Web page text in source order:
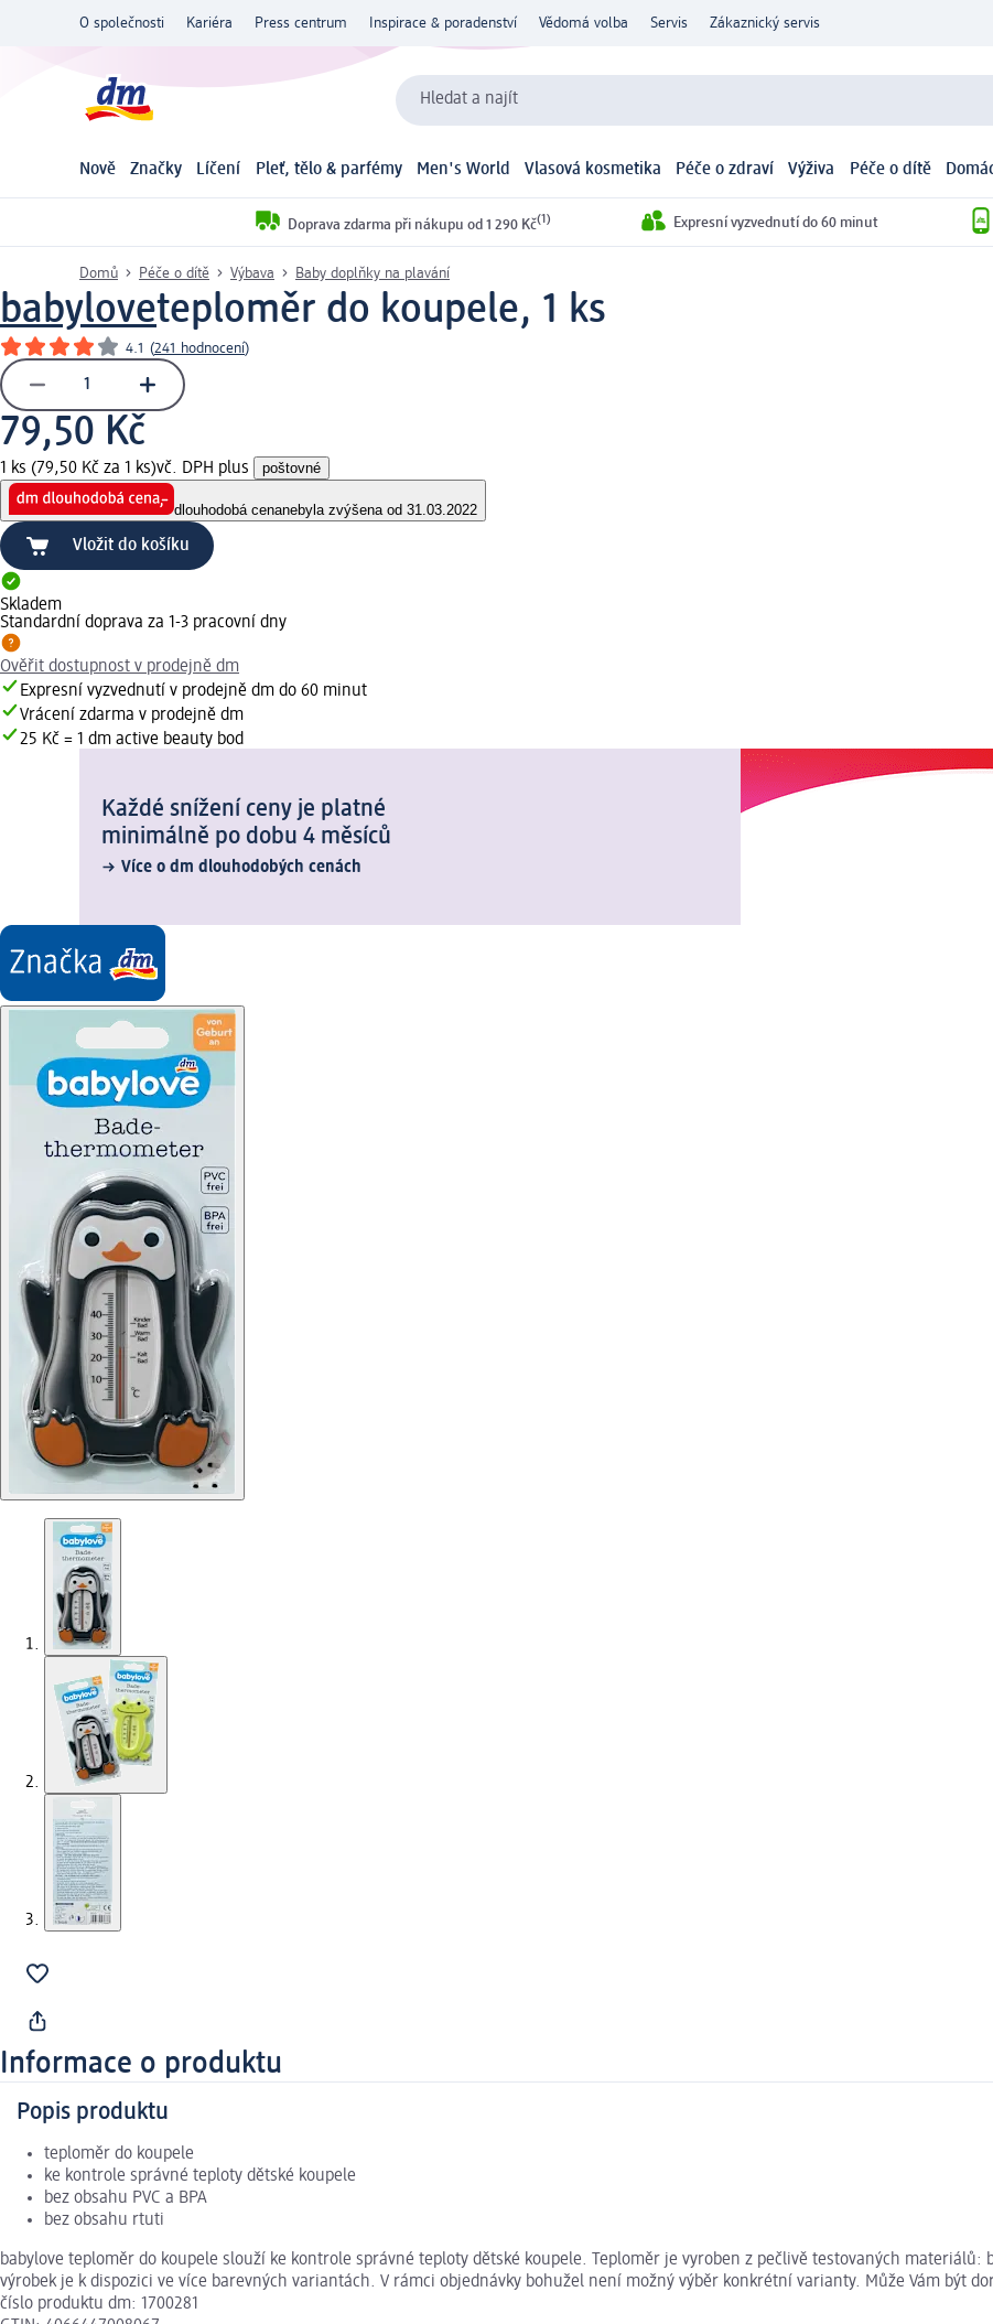
O společnosti Kariéra Press centrum Inspirace & poradenství Vědomá volba Servis Zákaznický servis
Hledat a najít
Nově Značky Líčení Pleť, tělo & parfémy Men's World Vlasová kosmetika Péče o zdraví Výživa Péče o dítě
Doprava zdarma při nákupu od 1 290 Kč(1) Expresní vyzvednutí do 60 minut
Domů Péče o dítě Výbava Baby doplňky na plavání
babyloveteploměr do koupele, 1 ks
4.1 (241 hodnocení)
79,50 Kč
1 ks (79,50 Kč za 1 ks)vč. DPH plus poštovné
dlouhodobá cenanebyla zvýšena od 31.03.2022
Vložit do košíku
Skladem
Standardní doprava za 1-3 pracovní dny
Ověřit dostupnost v prodejně dm
Expresní vyzvednutí v prodejně dm do 60 minut
Vrácení zdarma v prodejně dm
25 Kč = 1 dm active beauty bod
Každé snížení ceny je platné
minimálně po dobu 4 měsíců
Více o dm dlouhodobých cenách
Informace o produktu
Popis produktu
teploměr do koupele
ke kontrole správné teploty dětské koupele
bez obsahu PVC a BPA
bez obsahu rtuti
babylove teploměr do koupele slouží ke kontrole správné teploty dětské koupele. Teploměr je vyroben z pečlivě testovaných materiálů:
výrobek je k dispozici ve více barevných variantách. V rámci objednávky bohužel není možný výběr konkrétní varianty. Může Vám být
číslo produktu dm: 1700281